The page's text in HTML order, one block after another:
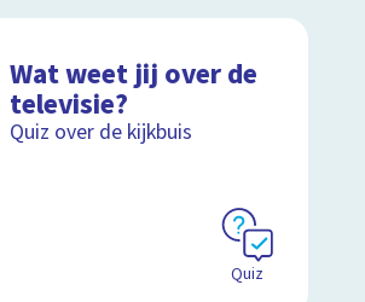
Wat weet jij over de
televisie?
Quiz over de kijkbuis
Quiz